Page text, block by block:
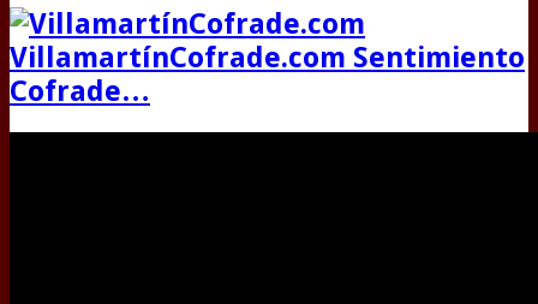
VillamartínCofrade.com Sentimiento
Cofrade…